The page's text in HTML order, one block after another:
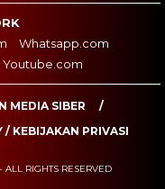
Whatsapp.com
Youtube.com
MEDIA SIBER
/ KEBIJAKAN PRIVASI
RIGHTS RESERVED